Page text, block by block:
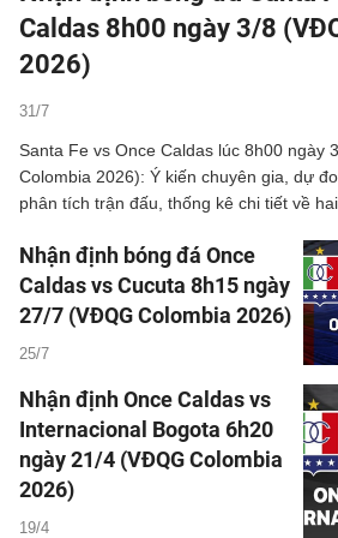
Caldas 8h00 ngày 3/8
2026)
31/7
Santa Fe vs Once Caldas lúc 8h00 ngày
Colombia 2026): Ý kiến chuyên gia, dự
phân tích trận đấu, thống kê chi tiết về hai
Nhận định bóng đá Once
Caldas vs Cucuta 8h15 ngày
27/7 (VĐQG Colombia 2026)
25/7
Nhận định Once Caldas vs
Internacional Bogota 6h20
ngày 21/4 (VĐQG Colombia
2026)
19/4